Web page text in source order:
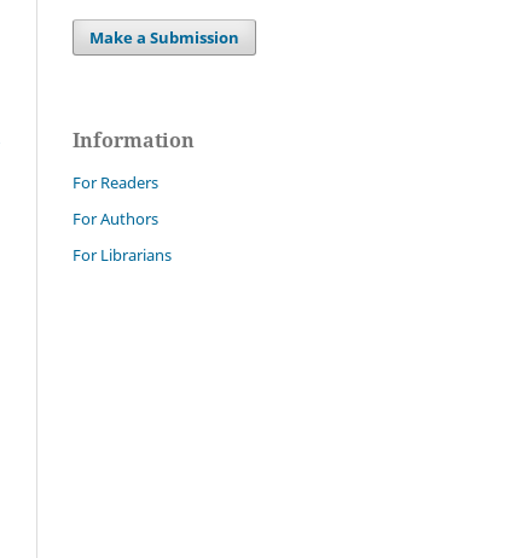
Make a Submission
Information
For Readers
For Authors
For Librarians